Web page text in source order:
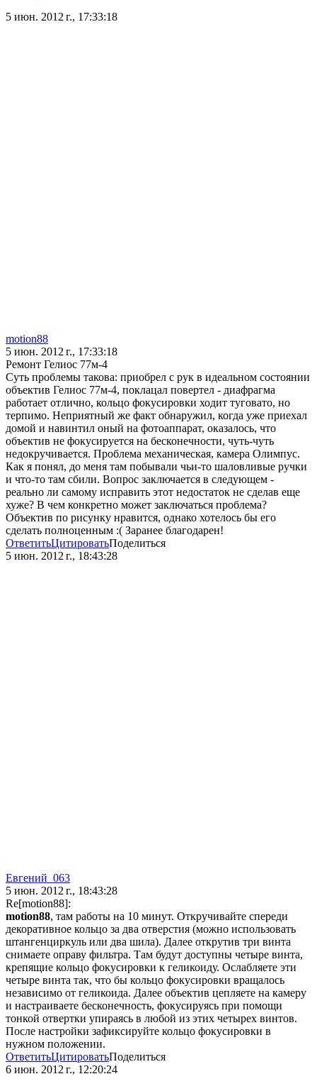
5 июн. 2012 г., 17:33:18
motion88
5 июн. 2012 г., 17:33:18
Ремонт Гелиос 77м-4
Суть проблемы такова: приобрел с рук в идеальном состоянии
объектив Гелиос 77м-4, поклацал повертел - диафрагма
работает отлично, кольцо фокусировки ходит туговато, но
терпимо. Неприятный же факт обнаружил, когда уже приехал
домой и навинтил оный на фотоаппарат, оказалось, что
объектив не фокусируется на бесконечности, чуть-чуть
недокручивается. Проблема механическая, камера Олимпус.
Как я понял, до меня там побывали чьи-то шаловливые ручки
и что-то там сбили. Вопрос заключается в следующем -
реально ли самому исправить этот недостаток не сделав еще
хуже? В чем конкретно может заключаться проблема?
Объектив по рисунку нравится, однако хотелось бы его
сделать полноценным :( Заранее благодарен!
ОтветитьЦитироватьПоделиться
5 июн. 2012 г., 18:43:28
Евгений_063
5 июн. 2012 г., 18:43:28
Re[motion88]:
motion88, там работы на 10 минут. Откручивайте спереди
декоративное кольцо за два отверстия (можно использовать
штангенциркуль или два шила). Далее открутив три винта
снимаете оправу фильтра. Там будут доступны четыре винта,
крепящие кольцо фокусировки к геликоиду. Ослабляете эти
четыре винта так, что бы кольцо фокусировки вращалось
независимо от геликоида. Далее объектив цепляете на камеру
и настраиваете бесконечность, фокусируясь при помощи
тонкой отвертки упираясь в любой из этих четырех винтов.
После настройки зафиксируйте кольцо фокусировки в
нужном положении.
ОтветитьЦитироватьПоделиться
6 июн. 2012 г., 12:20:24